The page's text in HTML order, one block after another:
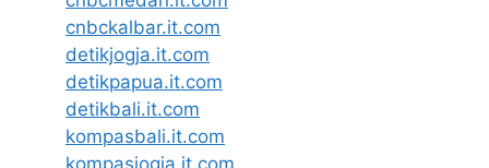
cnbckalbar.it.com
detikjogja.it.com
detikpapua.it.com
detikbali.it.com
kompasbali.it.com